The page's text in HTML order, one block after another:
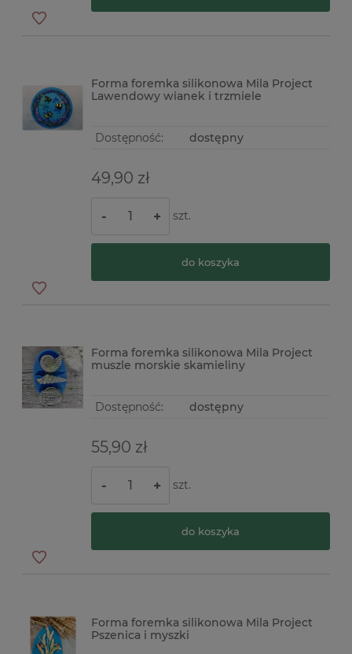
Forma foremka silikonowa Mila Project
Lawendowy wianek i trzmiele
Dostępność: dostępny
49,90 zł
- + szt.
do koszyka
Forma foremka silikonowa Mila Project
muszle morskie skamieliny
Dostępność: dostępny
55,90 zł
- + szt.
do koszyka
Forma foremka silikonowa Mila Project
Pszenica i myszki